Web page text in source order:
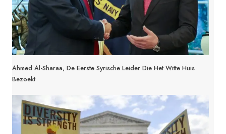
Ahmed Al-Sharaa, De Eerste Syrische Leider Die Het Witte Huis
Bezoekt